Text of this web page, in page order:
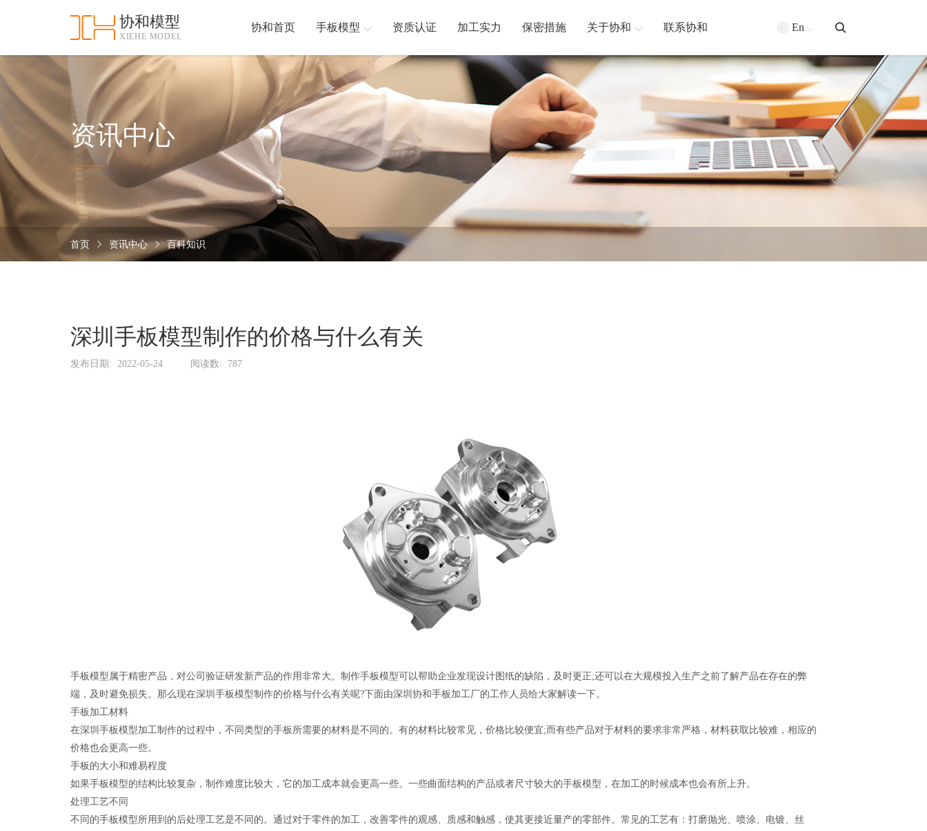
协和模型
XIEHE MODEL
协和首页 手板模型 资质认证 加工实力 保密措施 关于协和 联系协和 En
资讯中心
首页 资讯中心 百科知识
深圳手板模型制作的价格与什么有关
发布日期: 2022-05-24 阅读数: 787
手板模型属于精密产品，对公司验证研发新产品的作用非常大。制作手板模型可以帮助企业发现设计图纸的缺陷，及时更正;还可以在大规模投入生产之前了解产品在存在的弊
端，及时避免损失。那么现在深圳手板模型制作的价格与什么有关呢?下面由深圳协和手板加工厂的工作人员给大家解读一下。
手板加工材料
在深圳手板模型加工制作的过程中，不同类型的手板所需要的材料是不同的。有的材料比较常见，价格比较便宜;而有些产品对于材料的要求非常严格，材料获取比较难，相应的
价格也会更高一些。
手板的大小和难易程度
如果手板模型的结构比较复杂，制作难度比较大，它的加工成本就会更高一些。一些曲面结构的产品或者尺寸较大的手板模型，在加工的时候成本也会有所上升。
处理工艺不同
不同的手板模型所用到的后处理工艺是不同的。通过对于零件的加工，改善零件的观感、质感和触感，使其更接近量产的零部件。常见的工艺有：打磨抛光、喷涂、电镀、丝
和
首
页
手
型
资
认
加
实
保
密
施